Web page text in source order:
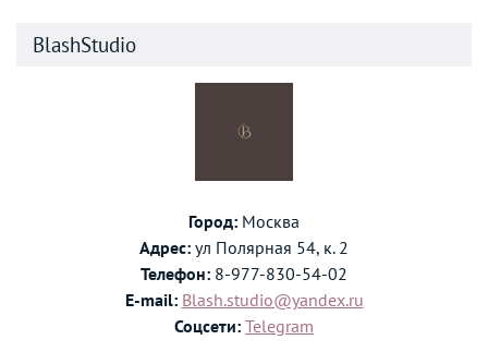
BlashStudio
Город: Москва
Адрес: ул Полярная 54, к. 2
Телефон: 8-977-830-54-02
E-mail: Blash.studio@yandex.ru
Соцсети: Telegram